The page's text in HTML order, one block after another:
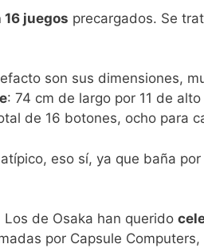
16 juegos precargados. Se
son sus dimensiones,
: 74 cm de largo por 11 de
de 16 botones, ocho para
eso sí, ya que baña
de Osaka han querido
por Capsule